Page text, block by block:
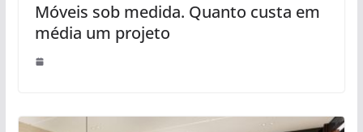
Móveis sob medida. Quanto custa em
média um projeto